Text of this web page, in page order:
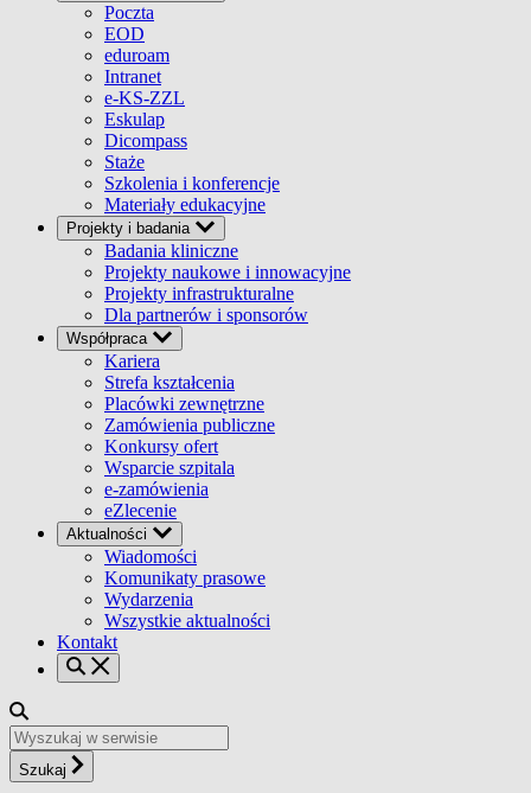
Poczta
EOD
eduroam
Intranet
e-KS-ZZL
Eskulap
Dicompass
Staże
Szkolenia i konferencje
Materiały edukacyjne
Projekty i badania
Badania kliniczne
Projekty naukowe i innowacyjne
Projekty infrastrukturalne
Dla partnerów i sponsorów
Współpraca
Kariera
Strefa kształcenia
Placówki zewnętrzne
Zamówienia publiczne
Konkursy ofert
Wsparcie szpitala
e-zamówienia
eZlecenie
Aktualności
Wiadomości
Komunikaty prasowe
Wydarzenia
Wszystkie aktualności
Kontakt
Szukaj